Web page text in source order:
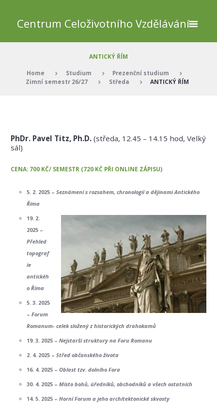
Centrum Celoživotního Vzdělávání
ANTICKÝ ŘÍM
Home Studium
Prezenční studium
Zimní semestr 26/27
Středa ANTICKÝ ŘÍM
PhDr. Pavel Titz, Ph.D. (středa, 12.45 – 14.15 hod, Velký
sál)
CENA: 700 KČ/ SEMESTR (720 KČ PŘI ONLINE ZÁPISU)
5. 2. 2025 –Seznámení s rozsahem, chronologií a dějinami Antického
Říma
19. 2.
2025 –
Přehled
topograf
ie
antickéh
o Říma
5. 3. 2025
–Forum
Romanum- celek složený z historických drahokamů
19. 3. 2025 –Nejstarší struktury na Foru Romanu
2. 4. 2025 –Střed občanského života
16. 4. 2025 –Oblast tzv. dolního Fora
30. 4. 2025 –Místo bohů, úředníků, obchodníků a všech ostatních
14. 5. 2025 –Horní Forum a jeho architektonické skvosty